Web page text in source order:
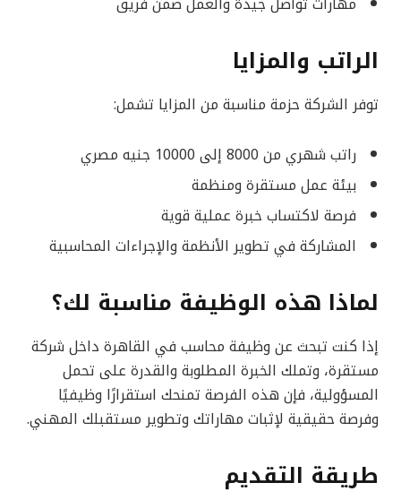
الراتب والمزايا
توفر الشركة حزمة مناسبة من المزايا تشمل:
راتب شهري من 8000 إلى 10000 جنيه مصري
بيئة عمل مستقرة ومنظمة
فرصة لاكتساب خبرة عملية قوية
المشاركة في تطوير الأنظمة والإجراءات المحاسبية
لماذا هذه الوظيفة مناسبة لك؟
إذا كنت تبحث عن وظيفة محاسب في القاهرة داخل شركة
مستقرة، وتملك الخبرة المطلوبة والقدرة على تحمل
المسؤولية، فإن هذه الفرصة تمنحك استقرارًا وظيفيًا
وفرصة حقيقية لإثبات مهاراتك وتطوير مستقبلك المهني.
طريقة التقديم